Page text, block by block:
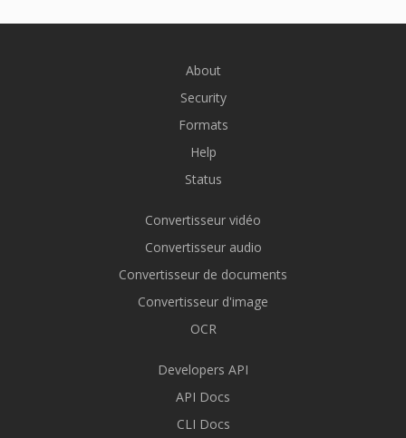
About
Security
Formats
Help
Status
Convertisseur vidéo
Convertisseur audio
Convertisseur de documents
Convertisseur d'image
OCR
Developers API
API Docs
CLI Docs